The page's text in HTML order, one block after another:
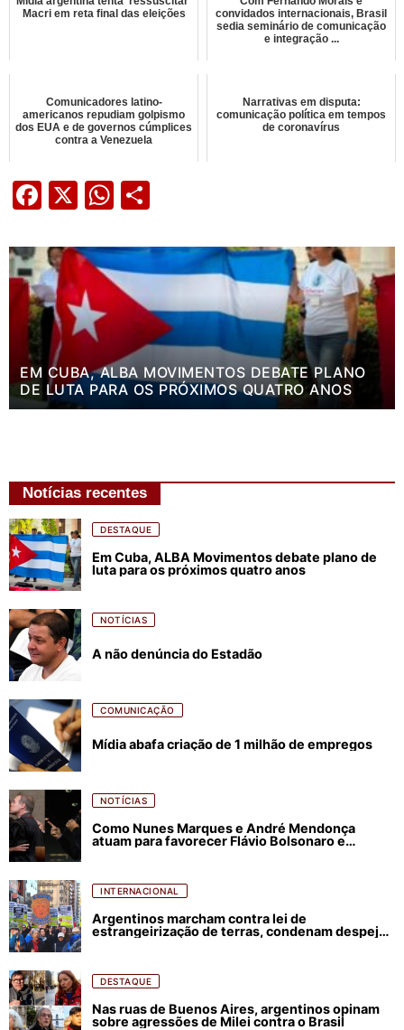
Macri em reta final das eleições
convidados internacionais, Brasil
sedia seminário de comunicação
e integração ...
Comunicadores latino-
americanos repudiam golpismo
dos EUA e de governos cúmplices
contra a Venezuela
Narrativas em disputa:
comunicação política em tempos
de coronavírus
Facebook
X WhatsApp
EM CUBA, ALBA MOVIMENTOS DEBATE PLANO
DE LUTA PARA OS PRÓXIMOS QUATRO ANOS
Notícias recentes
DESTAQUE
Em Cuba, ALBA Movimentos debate plano de
luta para os próximos quatro anos
NOTÍCIAS
A não denúncia do Estadão
COMUNICAÇÃO
Mídia abafa criação de 1 milhão de empregos
NOTÍCIAS
Como Nunes Marques e André Mendonça
atuam para favorecer Flávio Bolsonaro e
INTERNACIONAL
Argentinos marcham contra lei de
estrangeirização de terras, condenam despejos
DESTAQUE
Nas ruas de Buenos Aires, argentinos opinam
sobre agressões de Milei contra o Brasil